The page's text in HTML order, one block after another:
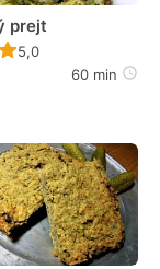
prejt
Recept ještě nebyl
5,0
60 min